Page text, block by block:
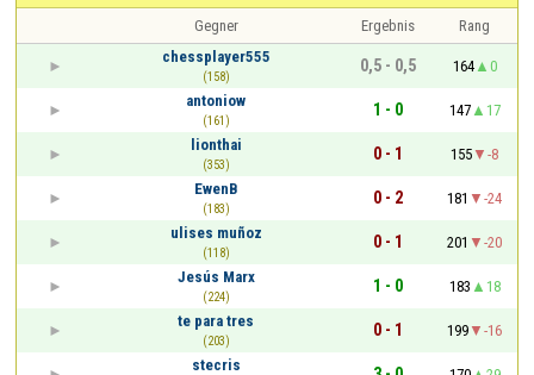
Gegner Ergebnis
Rang
chessplayer555
(158)
0,5 - 0,5 164
0
antoniow
(161)
1 - 0 147
17
lionthai
(353)
0 - 1 155
-8
EwenB
(183)
0 - 2 181
-24
ulises muñoz
(118)
0 - 1 201
-20
Jesús Marx
(224)
1 - 0 183
18
te para tres
(203)
0 - 1 199
-16
stecris